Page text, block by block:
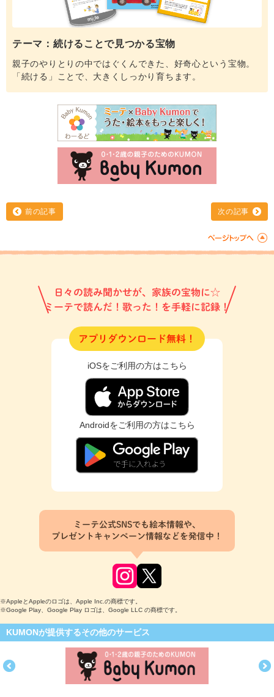
テーマ：続けることで見つかる宝物
親子のやりとりの中ではぐくんできた、好奇心という宝物。
「続ける」ことで、大きくしっかり育ちます。
前の記事 次の記事
日々の読み聞かせが、家族の宝物に☆
ミーテで読んだ！歌った！を手軽に記録！
アプリダウンロード無料！
iOSをご利用の方はこちら
Androidをご利用の方はこちら
ミーテ公式SNSでも絵本情報や、
プレゼントキャンペーン情報などを発信中！
※AppleとAppleのロゴは、Apple Inc.の商標です。
※Google Play、Google Play ロゴは、Google LLC の商標です。
KUMONが提供するその他のサービス